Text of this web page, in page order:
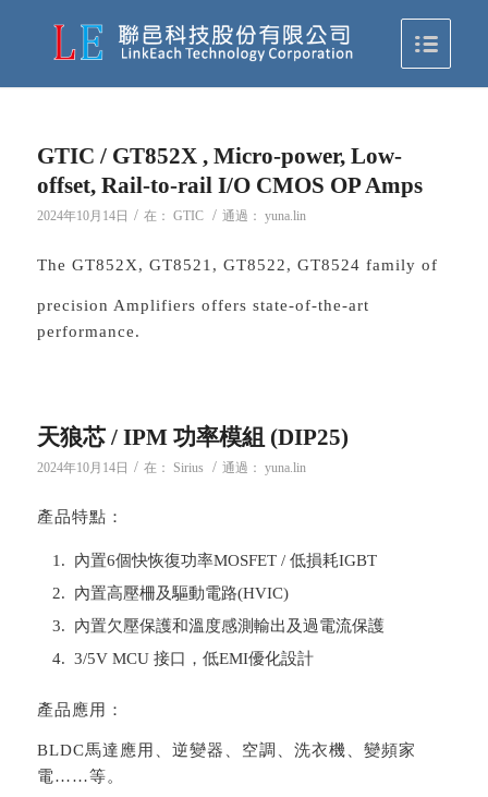
GTIC / GT852X , Micro-power, Low-
offset, Rail-to-rail I/O CMOS OP Amps
2024年10月14日 / 在： GTIC / 通過： yuna.lin
The GT852X, GT8521, GT8522, GT8524 family of
precision Amplifiers offers state-of-the-art
performance.
天狼芯 / IPM 功率模組 (DIP25)
2024年10月14日 / 在： Sirius / 通過： yuna.lin
產品特點：
內置6個快恢復功率MOSFET / 低損耗IGBT
內置高壓柵及驅動電路(HVIC)
內置欠壓保護和溫度感測輸出及過電流保護
3/5V MCU 接口，低EMI優化設計
產品應用：
BLDC馬達應用、逆變器、空調、洗衣機、變頻家
電……等。